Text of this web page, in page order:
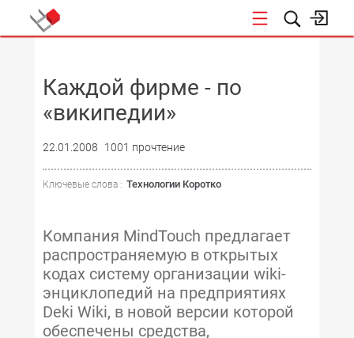
Каждой фирме - по
«википедии»
22.01.2008 1001 прочтение
Ключевые слова : Технологии Коротко
Компания MindTouch предлагает
распространяемую в открытых
кодах систему организации wiki-
энциклопедий на предприятиях
Deki Wiki, в новой версии которой
обеспечены средства,